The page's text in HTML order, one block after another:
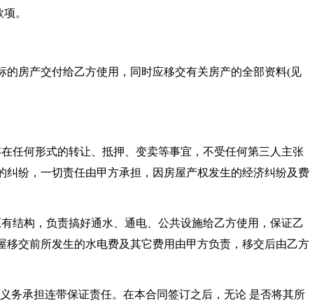
。
的房产交付给乙方使用，同时应移交有关房产的全部资料(见
任何形式的转让、抵押、变卖等事宜，不受任何第三人主张
纠纷，一切责任由甲方承担，因房屋产权发生的经济纠纷及费
结构，负责搞好通水、通电、公共设施给乙方使用，保证乙
移交前所发生的水电费及其它费用由甲方负责，移交后由乙方
务承担连带保证责任。在本合同签订之后，无论 是否将其所